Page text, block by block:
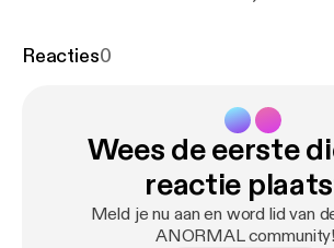
honesta de un engaño descarado. * 🔮 Mitos y
cartas: simbolismo, intuición y
programa para quienes creen, dudan
se han preguntado:¿Me están
me están leyendo a mí?📌
participa en el chat y comparte tu
Reacties0
Wees de eerste
reactie
Meld je nu aan en word lid van
ANORMAL community!